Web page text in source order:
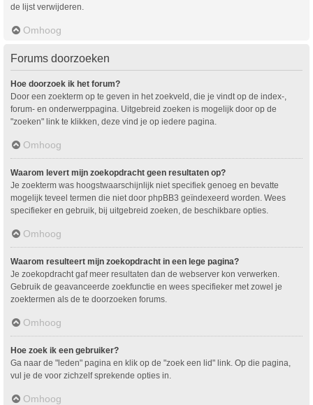
de lijst verwijderen.
Omhoog
Forums doorzoeken
Hoe doorzoek ik het forum?
Door een zoekterm op te geven in het zoekveld, die je vindt op de index-,
forum- en onderwerppagina. Uitgebreid zoeken is mogelijk door op de
"zoeken" link te klikken, deze vind je op iedere pagina.
Omhoog
Waarom levert mijn zoekopdracht geen resultaten op?
Je zoekterm was hoogstwaarschijnlijk niet specifiek genoeg en bevatte
mogelijk teveel termen die niet door phpBB3 geïndexeerd worden. Wees
specifieker en gebruik, bij uitgebreid zoeken, de beschikbare opties.
Omhoog
Waarom resulteert mijn zoekopdracht in een lege pagina?
Je zoekopdracht gaf meer resultaten dan de webserver kon verwerken.
Gebruik de geavanceerde zoekfunctie en wees specifieker met zowel je
zoektermen als de te doorzoeken forums.
Omhoog
Hoe zoek ik een gebruiker?
Ga naar de "leden" pagina en klik op de "zoek een lid" link. Op die pagina,
vul je de voor zichzelf sprekende opties in.
Omhoog